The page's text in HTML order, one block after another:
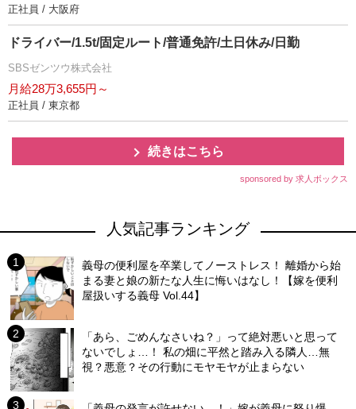
正社員 / 大阪府
ドライバー/1.5t/固定ルート/普通免許/土日休み/日勤
SBSゼンツウ株式会社
月給28万3,655円～
正社員 / 東京都
続きはこちら
sponsored by 求人ボックス
人気記事ランキング
義母の便利屋を卒業してノーストレス！ 離婚から始
まる妻と娘の新たな人生に悔いはなし！【嫁を便利
屋扱いする義母 Vol.44】
「あら、ごめんなさいね？」って絶対悪いと思って
ないでしょ…！ 私の畑に平然と踏み入る隣人…無
視？悪意？その行動にモヤモヤが止まらない